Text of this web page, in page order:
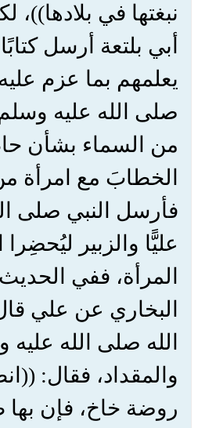
نبغتها في
أبي بلتعة أرسل
يعلمهم بما عزم
صلى الله عليه
من السماء بشأن
الخطابَ مع امرأة
فأرسل النبي صلى
عليًّا والزبير
المرأة، ففي
البخاري عن علي
الله صلى الله عليه
والمقداد، فقال:
روضة خاخ، فإن بها